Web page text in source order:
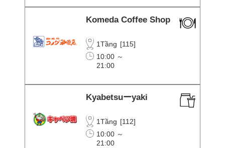
Komeda Coffee Shop
1Tầng [115]
10:00 ～
21:00
Kyabetsuーyaki
1Tầng [112]
10:00 ～
21:00